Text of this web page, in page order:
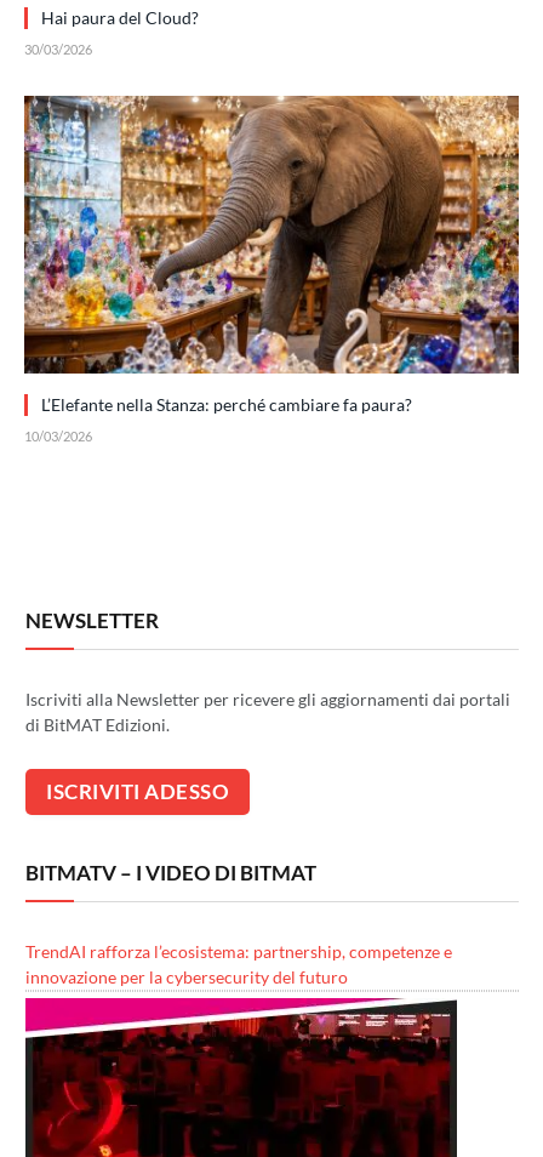
Hai paura del Cloud?
30/03/2026
L’Elefante nella Stanza: perché cambiare fa paura?
10/03/2026
NEWSLETTER
Iscriviti alla Newsletter per ricevere gli aggiornamenti dai portali
di BitMAT Edizioni.
BITMATV – I VIDEO DI BITMAT
TrendAI rafforza l’ecosistema: partnership, competenze e
innovazione per la cybersecurity del futuro